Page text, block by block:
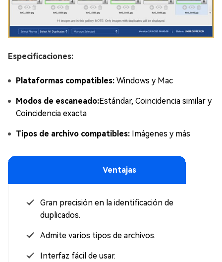
Especificaciones:
Plataformas compatibles: Windows y Mac
Modos de escaneado:Estándar, Coincidencia similar y
Coincidencia exacta
Tipos de archivo compatibles: Imágenes y más
Ventajas
Gran precisión en la identificación de
duplicados.
Admite varios tipos de archivos.
Interfaz fácil de usar.